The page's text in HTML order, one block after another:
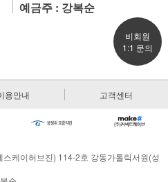
예금주 : 강복순
비회원
1:1 문의
용안내 고객센터
케이허브진) 114-2호 강동가톨릭서원(성